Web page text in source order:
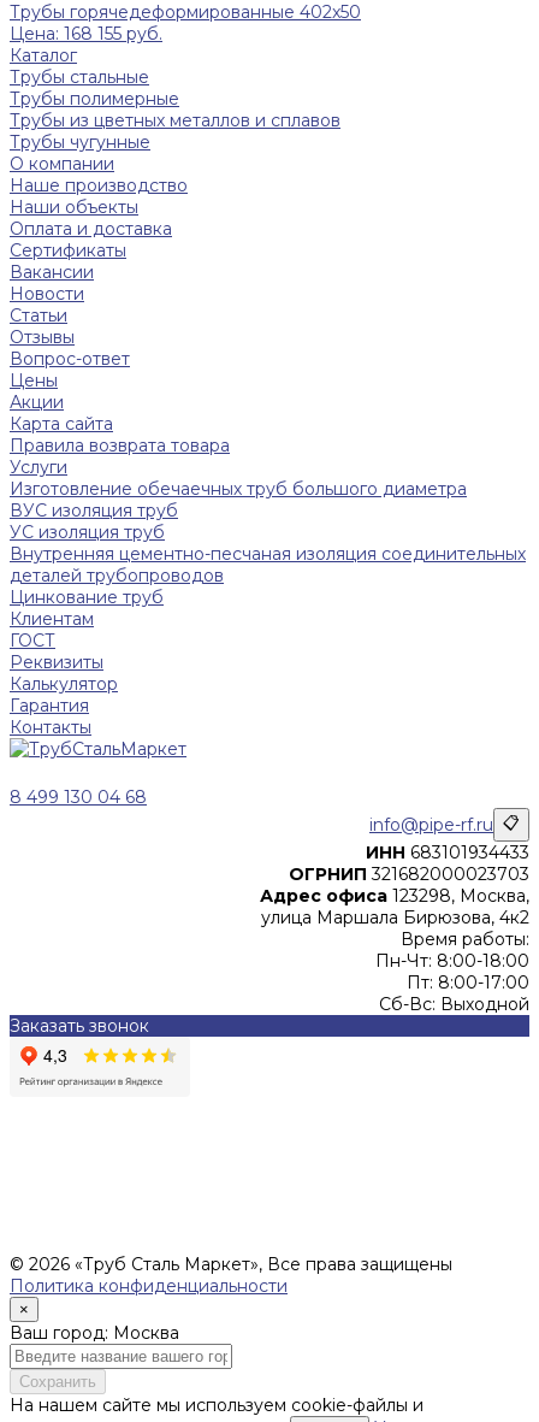
Трубы горячедеформированные 402x50
Цена: 168 155 руб.
Каталог
Трубы стальные
Трубы полимерные
Трубы из цветных металлов и сплавов
Трубы чугунные
О компании
Наше производство
Наши объекты
Оплата и доставка
Сертификаты
Вакансии
Новости
Статьи
Отзывы
Вопрос-ответ
Цены
Акции
Карта сайта
Правила возврата товара
Услуги
Изготовление обечаечных труб большого диаметра
ВУС изоляция труб
УС изоляция труб
Внутренняя цементно-песчаная изоляция соединительных
деталей трубопроводов
Цинкование труб
Клиентам
ГОСТ
Реквизиты
Калькулятор
Гарантия
Контакты
8 499 130 04 68
info@pipe-rf.ru 📋
ИНН 683101934433
ОГРНИП 321682000023703
Адрес офиса 123298, Москва,
улица Маршала Бирюзова, 4к2
Время работы:
Пн-Чт: 8:00-18:00
Пт: 8:00-17:00
Сб-Вс: Выходной
Заказать звонок
© 2026 «Труб Сталь Маркет», Все права защищены
Политика конфиденциальности
×
Ваш город: Москва
Сохранить
На нашем сайте мы используем cookie-файлы и